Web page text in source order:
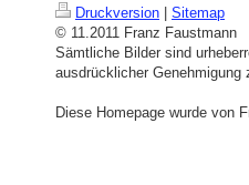
Druckversion
Sitemap
© 11.2011 Franz Faustmann
Sämtliche Bilder sind
ausdrücklicher Genehmigung
Diese Homepage wurde von